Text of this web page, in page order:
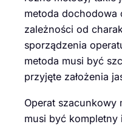
metoda dochodowa
zależności od
sporządzenia
metoda musi być
przyjęte założenia
Operat szacunkowy
musi być kompletny